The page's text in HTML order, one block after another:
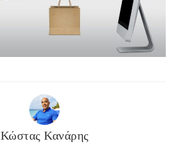
Κώστας Κανάρης